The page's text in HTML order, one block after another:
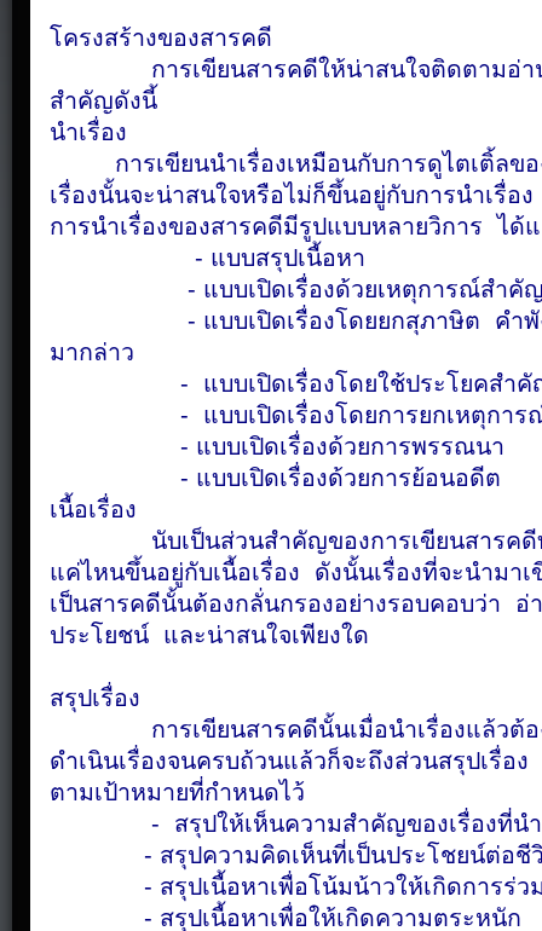
โครงสร้างของสารคดี
การเขียนสารคดีให้น่าสนใจติดตามอ่าน
สำคัญดังนี้
นำเรื่อง
การเขียนนำเรื่องเหมือนกับการดูไตเติ้ลขอ
เรื่องนั้นจะน่าสนใจหรือไม่ก็ขึ้นอยู่กับการนำเรื่อง
การนำเรื่องของสารคดีมีรูปแบบหลายวิการ ได้
- แบบสรุปเนื้อหา
- แบบเปิดเรื่องด้วยเหตุการณ์สำคั
- แบบเปิดเรื่องโดยยกสุภาษิต คำพังเ
มากล่าว
- แบบเปิดเรื่องโดยใช้ประโยคสำคั
- แบบเปิดเรื่องโดยการยกเหตุการณ์เ
- แบบเปิดเรื่องด้วยการพรรณนา
- แบบเปิดเรื่องด้วยการย้อนอดีต
เนื้อเรื่อง
นับเป็นส่วนสำคัญของการเขียนสารคดีทั้ง
แค่ไหนขึ้นอยู่กับเนื้อเรื่อง ดังนั้นเรื่องที่จะนำมาเ
เป็นสารคดีนั้นต้องกลั่นกรองอย่างรอบคอบว่า อ่
ประโยชน์ และน่าสนใจเพียงใด
สรุปเรื่อง
การเขียนสารคดีนั้นเมื่อนำเรื่องแล้วต้อง
ดำเนินเรื่องจนครบถ้วนแล้วก็จะถึงส่วนสรุปเรื่อ
ตามเป้าหมายที่กำหนดไว้
- สรุปให้เห็นความสำคัญของเรื่องที่นำ
- สรุปความคิดเห็นที่เป็นประโชยน์ต่อชีวิ
- สรุปเนื้อหาเพื่อโน้มน้าวให้เกิดการร่วม
- สรุปเนื้อหาเพื่อให้เกิดความตระหนัก